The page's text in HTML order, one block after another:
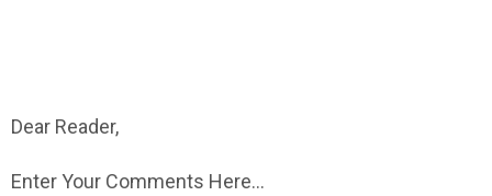
Dear Reader,
Enter Your Comments Here...